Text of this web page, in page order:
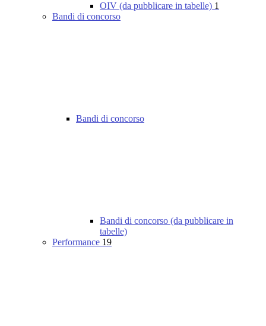
OIV (da pubblicare in tabelle) 1
Bandi di concorso
Bandi di concorso
Bandi di concorso (da pubblicare in
tabelle)
Performance 19